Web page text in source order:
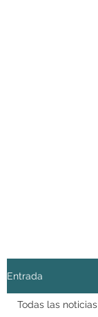
Entrada
Todas las noticias